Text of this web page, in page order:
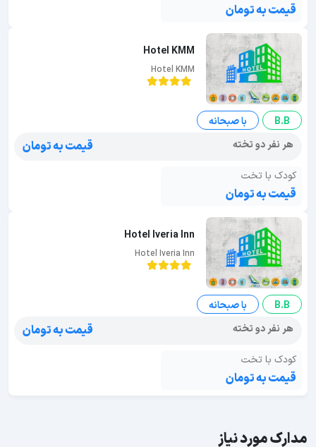
قیمت به تومان
Hotel KMM
Hotel KMM
B.B
با صبحانه
هر نفر دو تخته
قیمت به تومان
کودک با تخت
قیمت به تومان
Hotel Iveria Inn
Hotel Iveria Inn
B.B
با صبحانه
هر نفر دو تخته
قیمت به تومان
کودک با تخت
قیمت به تومان
مدارک مورد نیاز